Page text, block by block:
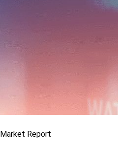
Market Report